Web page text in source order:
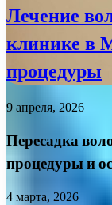
Лечение
клинике в
процедуры
9 апреля, 2026
Пересадка
процедуры и
4 марта, 2026